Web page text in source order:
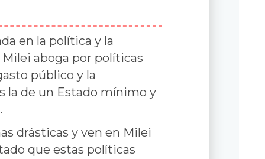
en la política y la
aboga por políticas
público y la
la de un Estado mínimo y
drásticas y ven en Milei
que estas políticas